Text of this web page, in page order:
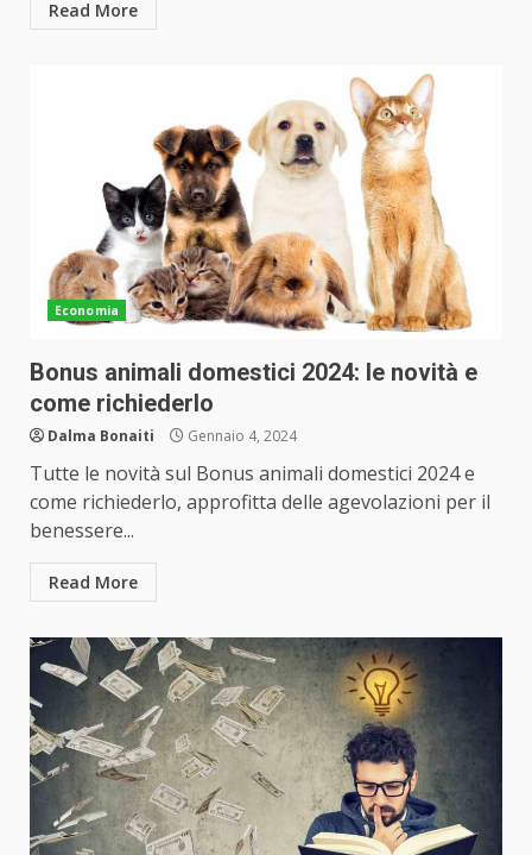
Read More
Economia
Bonus animali domestici 2024: le novità e
come richiederlo
Dalma Bonaiti Gennaio 4, 2024
Tutte le novità sul Bonus animali domestici 2024 e
come richiederlo, approfitta delle agevolazioni per il
benessere...
Read More